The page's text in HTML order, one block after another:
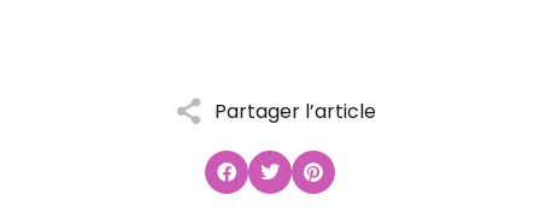
Partager l’article